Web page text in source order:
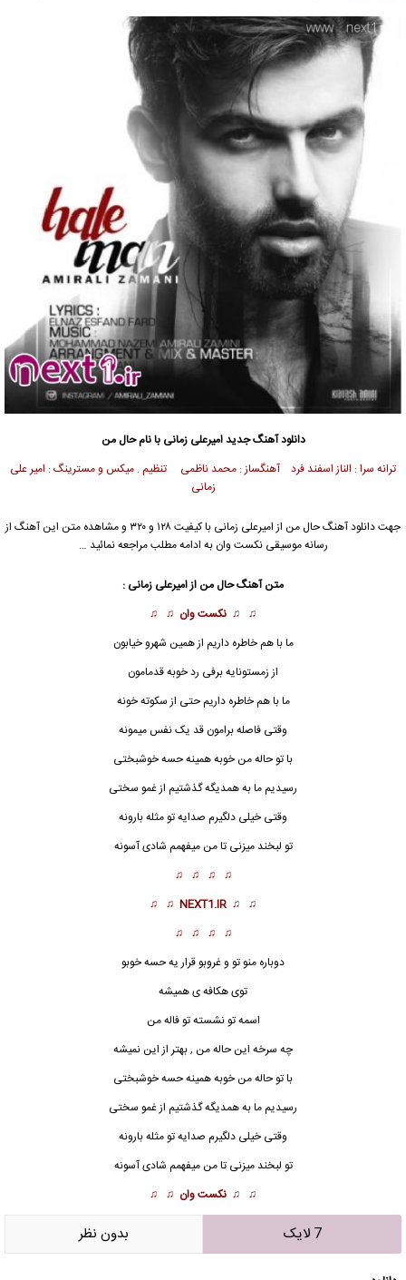
دانلود آهنگ جدیدامیرعلی زمانی با نام حال من
ترانه سرا : الناز اسفند فرد آهنگساز : محمد ناظمی تنظیم . میکس و مسترینگ : امیر علی
زمانی
جهت دانلود آهنگ حال من از امیرعلی زمانی
با کیفیت ۱۲۸ و ۳۲۰ و مشاهده متن این آهنگ از
رسانه موسیقی نکست وان به ادامه مطلب مراجعه نمائید …
متن آهنگ حال من ازامیرعلی زمانی :
♫ ♫ نکست وان ♫ ♫
ما با هم خاطره داریم از همین شهرو خیابون
از زمستونایه برفی رد خوبه قدمامون
ما با هم خاطره داریم حتی از سکوته خونه
وقتی فاصله برامون قد یک نفس میمونه
با تو حاله من خوبه همینه حسه خوشبختی
رسیدیم ما به همدیگه گذشتیم از غمو سختی
وقتی خیلی دلگیرم صدایه تو مثله بارونه
تو لبخند میزنی تا من میفهمم شادی آسونه
♫ ♫ ♫ ♫
♫ ♫
NEXT1.IR
♫ ♫
♫ ♫ ♫ ♫
دوباره منو تو و غروبو قرار یه حسه خوبو
توی هکافه ی همیشه
اسمه تو نشسته تو فاله من
چه سرخه این حاله من , بهتر از این نمیشه
با تو حاله من خوبه همینه حسه خوشبختی
رسیدیم ما به همدیگه گذشتیم از غمو سختی
وقتی خیلی دلگیرم صدایه تو مثله بارونه
تو لبخند میزنی تا من میفهمم شادی آسونه
♫ ♫ نکست وان ♫ ♫
7 لایک بدون نظر